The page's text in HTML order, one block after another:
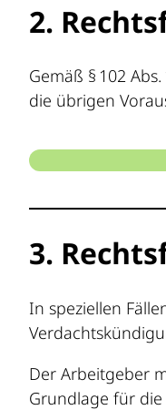
2.
Gemäß § 102
die übrigen
3.
In speziellen
Der Arbeitgeber
Grundlage für